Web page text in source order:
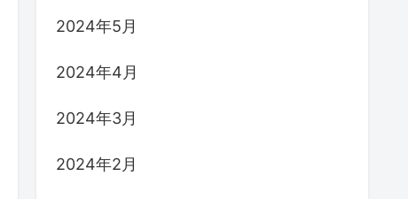
2024年5月
2024年4月
2024年3月
2024年2月